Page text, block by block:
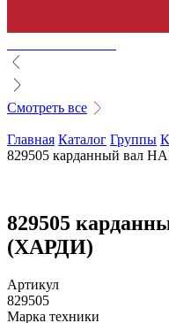
Смотреть все
Главная Каталог Группы
829505 карданный вал
829505
(ХАРДИ)
Артикул
829505
Марка техники